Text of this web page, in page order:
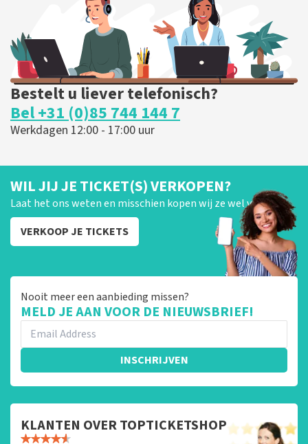
BESTEL NU
Bestelt u liever telefonisch?
Bel +31 (0)85 744 144 7
Werkdagen 12:00 - 17:00 uur
WIL JIJ JE TICKET(S) VERKOPEN?
Laat het ons weten en misschien kopen wij ze wel van je!
VERKOOP JE TICKETS
Nooit meer een aanbieding missen?
MELD JE AAN VOOR DE NIEUWSBRIEF!
INSCHRIJVEN
KLANTEN OVER TOPTICKETSHOP